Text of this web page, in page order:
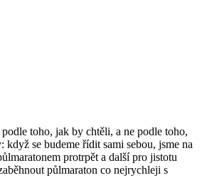
toho, jak by chtěli, a ne podle toho,
se budeme řídit sami sebou, jsme na
protrpět a další pro jistotu
půlmaraton co nejrychleji s